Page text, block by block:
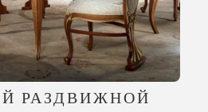
РАЗДВИЖНОЙ